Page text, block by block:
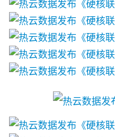
手
机
游
戏
机
游